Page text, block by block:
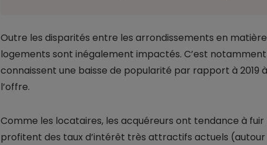
Outre les disparités entre les arrondissements en
logements sont inégalement impactés. C’est notamment
connaissent une baisse de popularité par rapport à 2019
l’offre.
Comme les locataires, les acquéreurs ont tendance à fuir
profitent des taux d’intérêt très attractifs actuels (autour